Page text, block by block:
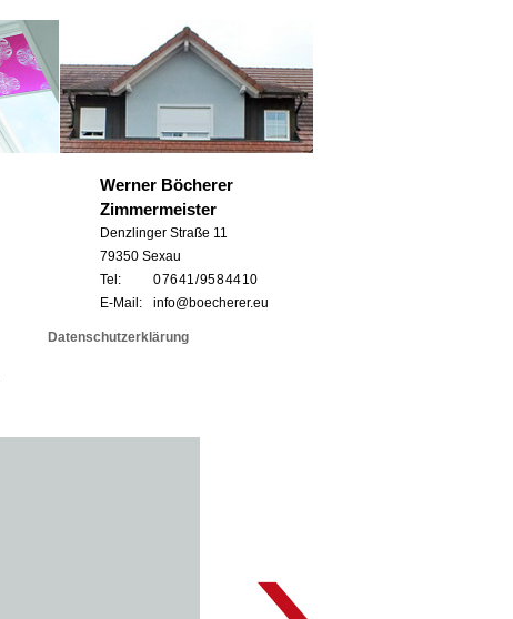
Werner Böcherer
Zimmermeister
Denzlinger Straße 11
79350 Sexau
Tel:
0 76 41 / 95 8 44 10
E-Mail:
info@boecherer.eu
Datenschutzerklärung